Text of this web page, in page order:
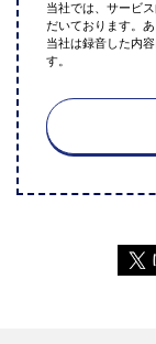
当社では、サービ
だいております。
当社は録音した内
す。